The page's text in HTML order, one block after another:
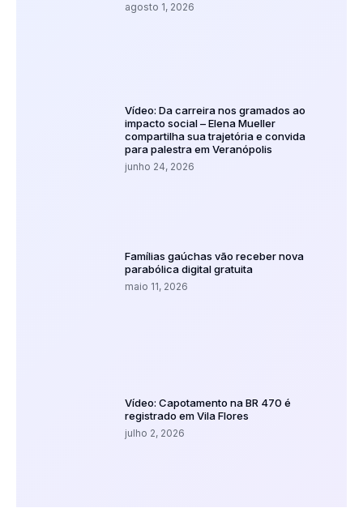
agosto 1, 2026
Vídeo: Da carreira nos gramados ao
impacto social – Elena Mueller
compartilha sua trajetória e convida
para palestra em Veranópolis
junho 24, 2026
Famílias gaúchas vão receber nova
parabólica digital gratuita
maio 11, 2026
Vídeo: Capotamento na BR 470 é
registrado em Vila Flores
julho 2, 2026